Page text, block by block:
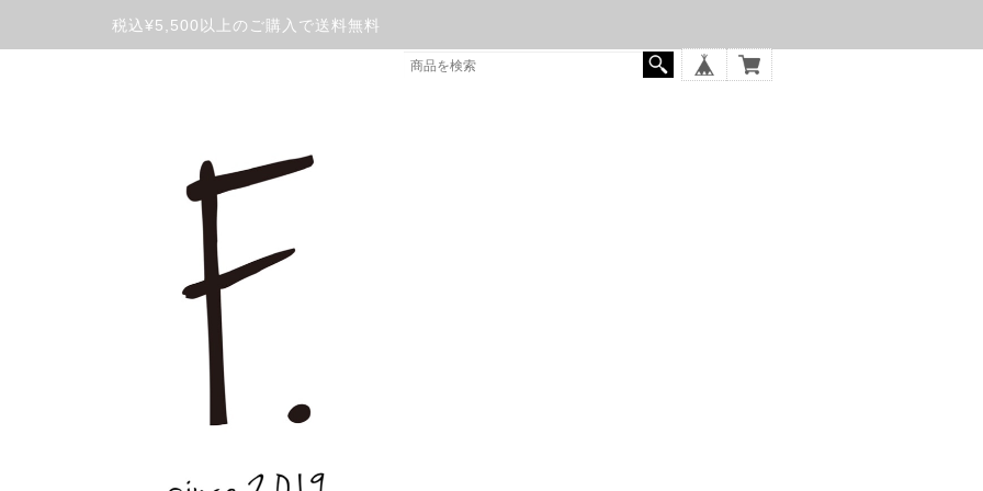
税込¥5,500以上のご購入で送料無料